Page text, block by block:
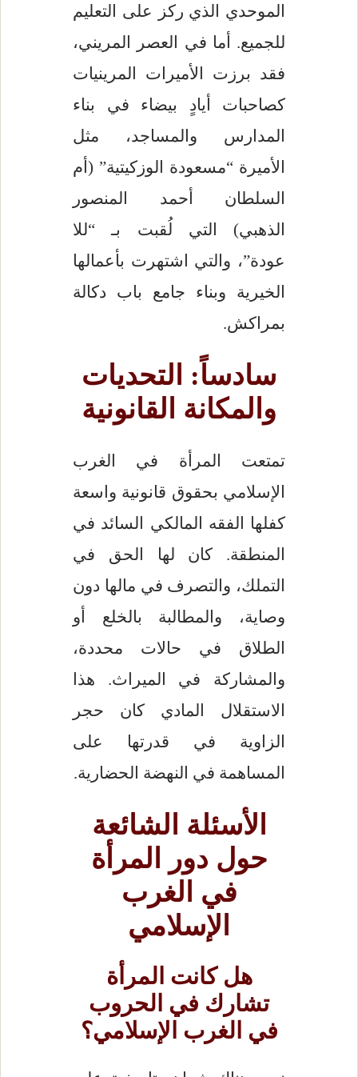
الموحدي الذي ركز على التعليم
للجميع. أما في العصر المريني،
فقد برزت الأميرات المرينيات
كصاحبات أيادٍ بيضاء في بناء
المدارس والمساجد، مثل
الأميرة “مسعودة الوزكيتية” (أم
السلطان أحمد المنصور
الذهبي) التي لُقبت بـ “للا
عودة”، والتي اشتهرت بأعمالها
الخيرية وبناء جامع باب دكالة
بمراكش.
سادساً: التحديات
والمكانة القانونية
تمتعت المرأة في الغرب
الإسلامي بحقوق قانونية واسعة
كفلها الفقه المالكي السائد في
المنطقة. كان لها الحق في
التملك، والتصرف في مالها دون
وصاية، والمطالبة بالخلع أو
الطلاق في حالات محددة،
والمشاركة في الميراث. هذا
الاستقلال المادي كان حجر
الزاوية في قدرتها على
المساهمة في النهضة الحضارية.
الأسئلة الشائعة
حول دور المرأة
في الغرب
الإسلامي
هل كانت المرأة
تشارك في الحروب
في الغرب الإسلامي؟